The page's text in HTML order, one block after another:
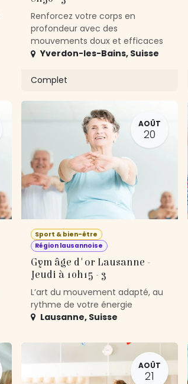
Renforcez votre corps en
profondeur avec des
mouvements doux et efficaces
Yverdon-les-Bains, Suisse
Complet
AOÛT
20
Sport & bien-être
Région lausannoise
Gym âge d'or Lausanne -
Jeudi à 10h15 - 3
L’art du mouvement adapté, au
rythme de votre énergie
Lausanne, Suisse
AOÛT
21